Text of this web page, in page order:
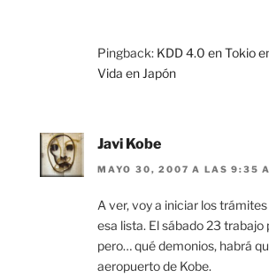
Pingback: KDD 4.0 en Tokio
Vida en Japón
Javi Kobe
MAYO 30, 2007 A LAS 9:35
A ver, voy a iniciar los
esa lista. El sábado 23 trabajo
pero… qué demonios, habrá
aeropuerto de Kobe.